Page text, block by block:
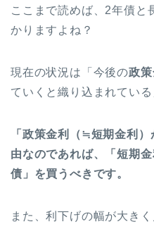
ここまで読めば、2年債と
かりますよね？
現在の状況は「今後の政
ていくと織り込まれている
「政策金利（≒短期金利
由なのであれば、「短期
債」を買うべきです。
また、利下げの幅が大き